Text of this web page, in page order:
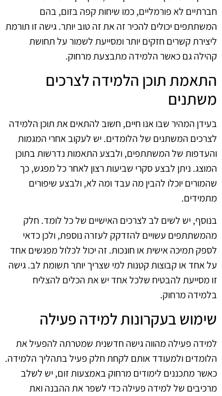
חברתיים לא פורמליים, כמו שיחות קפה בזום, בהם
המשתתפים יכולים להכיר זה את זה טוב יותר. גישה זו תורמת
ליצירת קשרים חזקים יותר ומסייעת לשמור על תחושת
קהילה גם כאשר הלמידה מתבצעת מרחוק.
התאמת תוכן הלמידה לצרכים
משתנים
בעידן המהיר שבו אנו חיים, חשוב להתאים את תוכן הלמידה
לצרכים המשתנים של הלומדים. יש לעקוב אחרי המגמות
והעדפות של המשתתפים, ולבצע התאמות נדרשות בתוכן
המוצג. ניתן לבצע סקרי שביעות רצון לאחר כל מפגש, כך
שהמורים יוכלו להבין מה עבד ומה לא, ולבצע שיפורים
מתמידים.
בנוסף, יש לשים לב לצרכים האישיים של כל לומד. חלק
מהמשתתפים עשויים להזדקק לעזרה נוספת, ולכן כדאי
לספק תמיכה אישית או חונכות. זה יכול לכלול מפגשים אחד
על אחד או קבוצות קטנות למי שצריך יותר תשומת לב. גישה
זו מסייעת להבטיח שלכל אחד יש את הכלים להצליח
בלמידה מרחוק.
שימוש בעקרונות למידה פעילה
למידה פעילה מהווה גישה חדשנית שמטרתה להפעיל את
הלומדים ולמעודד אותם לקחת חלק פעיל בתהליך הלמידה.
כאשר מתכננים לימודים מרחוק באמצעות זום, יש לשלב
מרכיבים של למידה פעילה כדי לשפר את ההבנה ואת